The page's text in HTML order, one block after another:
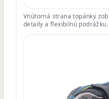
Vnútorná strana topánky
detaily a flexibilnú podrážku.